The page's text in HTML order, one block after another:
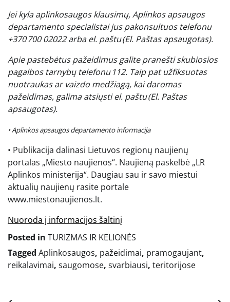
Jei kyla aplinkosaugos klausimų, Aplinkos apsaugos
departamento specialistai jus pakonsultuos telefonu
+370 700 02022 arba el. paštu(El. Paštas apsaugotas).
Apie pastebėtus pažeidimus galite pranešti skubiosios
pagalbos tarnybų telefonu 112. Taip pat užfiksuotas
nuotraukas ar vaizdo medžiagą, kai daromas
pažeidimas, galima atsiųsti el. paštu(El. Paštas
apsaugotas).
• Aplinkos apsaugos departamento informacija
• Publikacija dalinasi Lietuvos regionų naujienų
portalas „Miesto naujienos“. Naujieną paskelbė „LR
Aplinkos ministerija“. Daugiau sau ir savo miestui
aktualių naujienų rasite portale
www.miestonaujienos.lt.
Nuoroda į informacijos šaltinį
Posted in TURIZMAS IR KELIONĖS
Tagged Aplinkosaugos, pažeidimai, pramogaujant,
reikalavimai, saugomose, svarbiausi, teritorijose